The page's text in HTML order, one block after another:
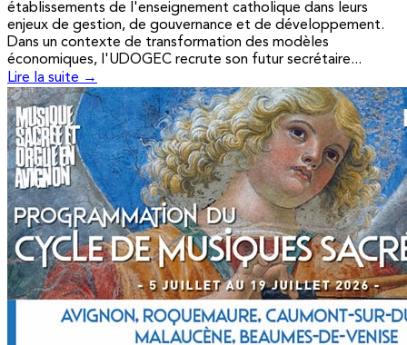
établissements de l'enseignement catholique dans leurs
enjeux de gestion, de gouvernance et de développement.
Dans un contexte de transformation des modèles
économiques, l'UDOGEC recrute son futur secrétaire...
Lire la suite →